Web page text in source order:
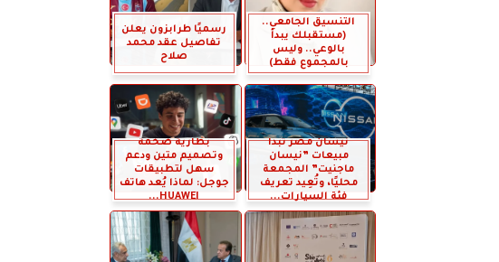
التنسيق الجامعي..
(مستقبلك يبدأ
بالوعي.. وليس
بالمجموع فقط)
رسميًا طرابزون يعلن
تفاصيل عقد محمد
صلاح
نيسان مصر تبدأ
مبيعات ”نيسان
ماجنيت” المجمعة
محليًا، وتُعِيد تعريف
فئة السيارات...
بطارية ضخمة
وتصميم متين ودعم
سهل لتطبيقات
جوجل: لماذا يُعد هاتف
HUAWEI...